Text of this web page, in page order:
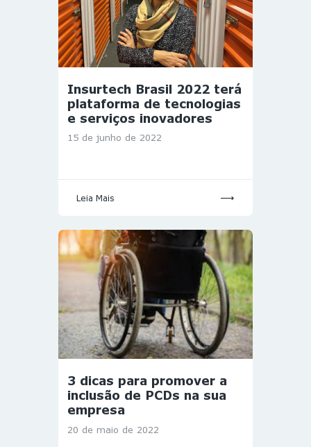
Insurtech Brasil 2022 terá
plataforma de tecnologias
e serviços inovadores
15 de junho de 2022
Leia Mais
3 dicas para promover a
inclusão de PCDs na sua
empresa
20 de maio de 2022